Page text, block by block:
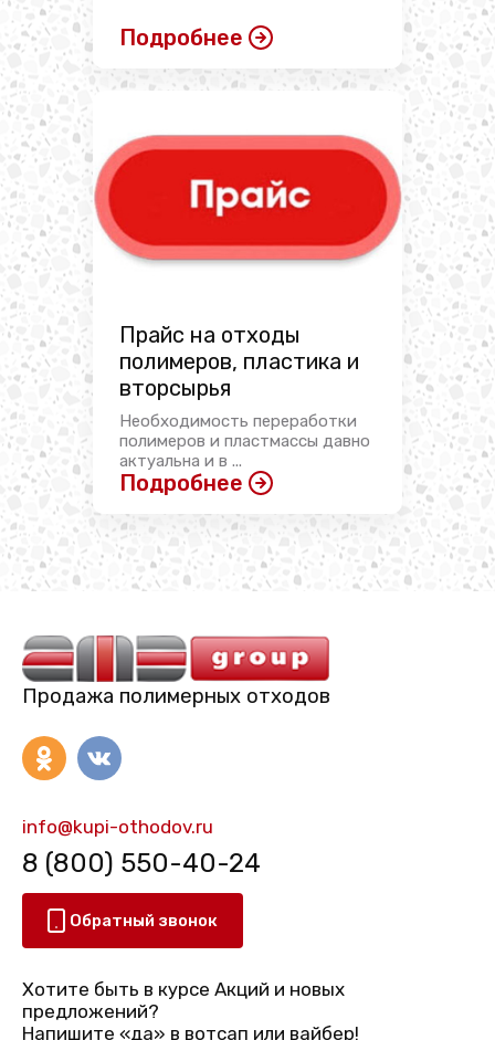
Подробнее
Прайс на отходы
полимеров, пластика и
вторсырья
Необходимость переработки
полимеров и пластмассы давно
актуальна и в ...
Подробнее
Продажа полимерных отходов
info@kupi-othodov.ru
8 (800) 550-40-24
Обратный звонок
Хотите быть в курсе Акций и новых
предложений?
Напишите «да» в вотсап или вайбер!